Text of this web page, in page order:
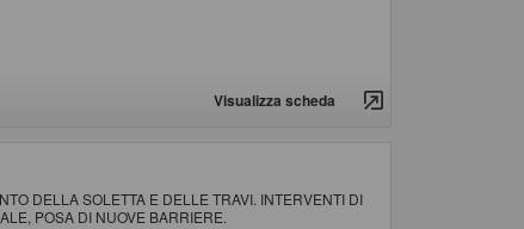
Visualizza scheda
DELLA SOLETTA E DELLE TRAVI. INTERVENTI DI
POSA DI NUOVE BARRIERE.